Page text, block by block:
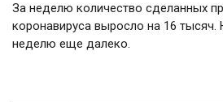
За неделю количество сделанных
коронавируса выросло на 16
неделю еще далеко.